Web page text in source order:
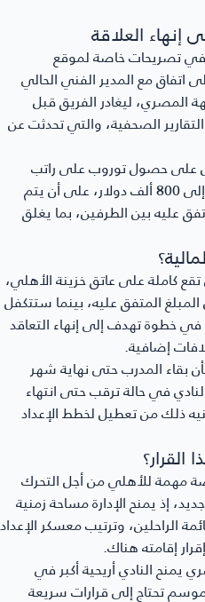
العلاقة
تصريحات خاصة لموقع
اتفاق مع المدير الفني الحالي
المصري، ليغادر الفريق قبل
الصحفية، والتي تحدثت عن
على حصول توروب على راتب
خمسة أشهر، بإجمالي قيمة تصل إلى 800 ألف دولار، على أن يتم
عليه بين الطرفين، بما يغلق
كاملة على عاتق خزينة الأهلي،
المتفق عليه، بينما ستتكفل
في خطوة تهدف إلى إنهاء التعاقد
إضافية.
بقاء المدرب حتى نهاية شهر
النادي في حالة ترقب حتى انتهاء
ذلك من تعطيل لخطط الإعداد
مهمة للأهلي من أجل التحرك
إذ يمنح الإدارة مساحة زمنية
الراحلين، وترتيب معسكر الإعداد
إقامته هناك.
يمنح النادي أريحية أكبر في
تحتاج إلى قرارات سريعة